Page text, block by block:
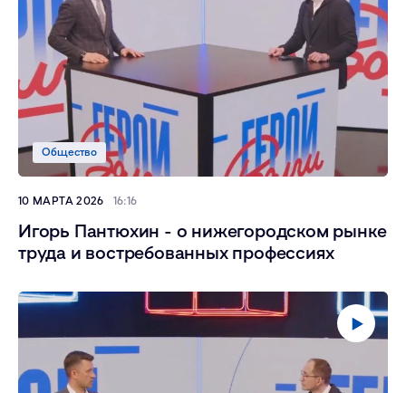
Игорь Пантюхин - о нижегородском рынке
труда и востребованных профессиях
Общество
10 МАРТА 2026 16:16